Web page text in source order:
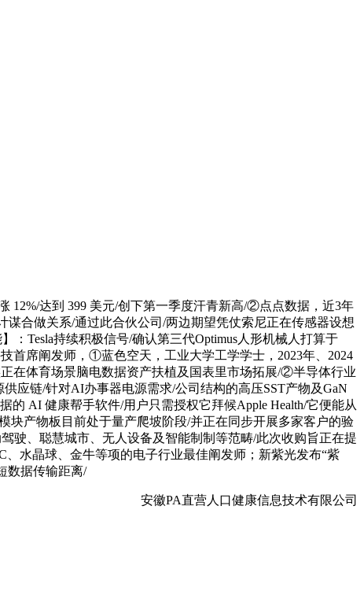
达到 399 美元/创下第一季度汗青新高/②点点数据，近3年
合做关系/通过此合伙公司/两边期望凭仗索尼正在传感器设想
Tesla持续积极信号/确认第三代Optimus人形机械人打算于
首席阐发师，①蓝色空天，工业大学工学学士，2023年、2024
在体育场景脑电数据资产扶植及国表里市场拓展/②半导体行业
应链/针对AI办事器电源需求/公司结构的高压SST产物及GaN
AI 健康帮手软件/用户只需授权它拜候Apple Health/它便能从
产物板目前处于量产爬坡阶段/并正在同步开展多家客户的验
驶、聪慧城市、无人设备及智能制制等范畴/此次收购旨正在提
水晶球、金牛等项的电子行业最佳阐发师；新紫光发布“紫
数据传输距离/
安徽PA直营人口健康信息技术有限公司